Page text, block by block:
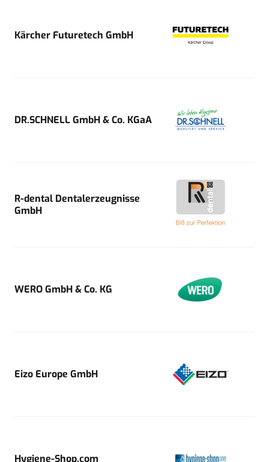
Kärcher Futuretech GmbH
DR.SCHNELL GmbH & Co. KGaA
R-dental Dentalerzeugnisse
GmbH
WERO GmbH & Co. KG
Eizo Europe GmbH
Hygiene-Shop.com